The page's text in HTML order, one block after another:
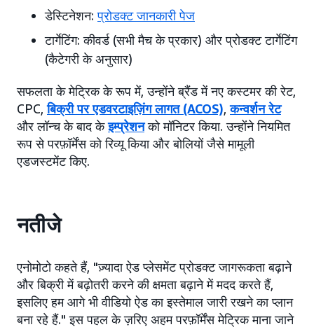
डेस्टिनेशन:प्रोडक्ट जानकारी पेज
टार्गेटिंग: कीवर्ड (सभी मैच के प्रकार) और प्रोडक्ट टार्गेटिंग
(कैटेगरी के अनुसार)
सफलता के मेट्रिक के रूप में, उन्होंने ब्रैंड में नए कस्टमर की रेट,
CPC,बिक्री पर एडवरटाइज़िंग लागत (ACOS),कन्वर्शन रेट
और लॉन्च के बाद केइम्प्रेशनको मॉनिटर किया. उन्होंने नियमित
रूप से परफ़ॉर्मेंस को रिव्यू किया और बोलियों जैसे मामूली
एडजस्टमेंट किए.
नतीजे
एनोमोटो कहते हैं, "ज़्यादा ऐड प्लेसमेंट प्रोडक्ट जागरूकता बढ़ाने
और बिक्री में बढ़ोतरी करने की क्षमता बढ़ाने में मदद करते हैं,
इसलिए हम आगे भी वीडियो ऐड का इस्तेमाल जारी रखने का प्लान
बना रहे हैं." इस पहल के ज़रिए अहम परफ़ॉर्मेंस मेट्रिक माना जाने